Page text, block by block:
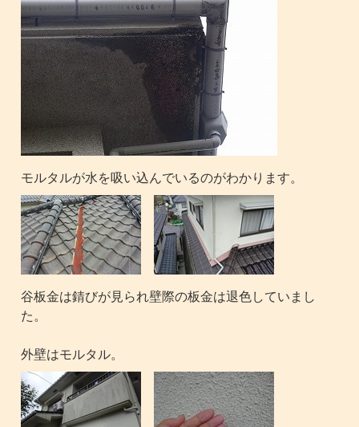
モルタルが水を吸い込んでいるのがわかります。
谷板金は錆びが見られ壁際の板金は退色していまし
た。
外壁はモルタル。